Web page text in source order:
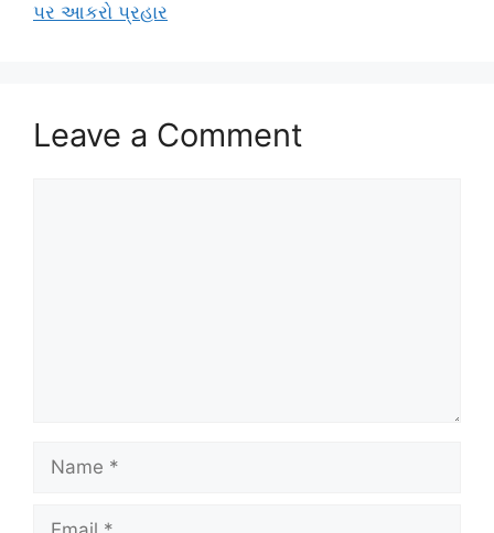
પર આકરો પ્રહાર
Leave a Comment
Name
Email